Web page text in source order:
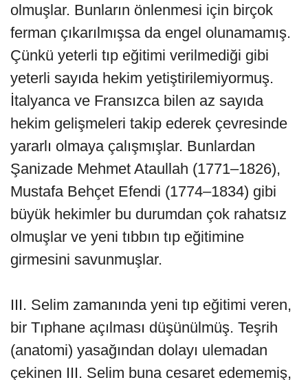
olmuşlar. Bunların önlenmesi için birçok
ferman çıkarılmışsa da engel olunamamış.
Çünkü yeterli tıp eğitimi verilmediği gibi
yeterli sayıda hekim yetiştirilemiyormuş.
İtalyanca ve Fransızca bilen az sayıda
hekim gelişmeleri takip ederek çevresinde
yararlı olmaya çalışmışlar. Bunlardan
Şanizade Mehmet Ataullah (1771–1826),
Mustafa Behçet Efendi (1774–1834) gibi
büyük hekimler bu durumdan çok rahatsız
olmuşlar ve yeni tıbbın tıp eğitimine
girmesini savunmuşlar.
III. Selim zamanında yeni tıp eğitimi veren,
bir Tıphane açılması düşünülmüş. Teşrih
(anatomi) yasağından dolayı ulemadan
çekinen III. Selim buna cesaret edememiş,